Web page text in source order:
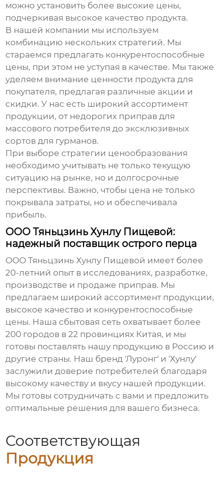
можно установить более высокие цены,
подчеркивая высокое качество продукта.
В нашей компании мы используем
комбинацию нескольких стратегий. Мы
стараемся предлагать конкурентоспособные
цены, при этом не уступая в качестве. Мы также
уделяем внимание ценности продукта для
покупателя, предлагая различные акции и
скидки. У нас есть широкий ассортимент
продукции, от недорогих приправ для
массового потребителя до эксклюзивных
сортов для гурманов.
При выборе стратегии ценообразования
необходимо учитывать не только текущую
ситуацию на рынке, но и долгосрочные
перспективы. Важно, чтобы цена не только
покрывала затраты, но и обеспечивала
прибыль.
ООО Тяньцзинь Хунлу Пищевой:
надежный поставщик острого перца
ООО Тяньцзинь Хунлу Пищевой имеет более
20-летний опыт в исследованиях, разработке,
производстве и продаже приправ. Мы
предлагаем широкий ассортимент продукции,
высокое качество и конкурентоспособные
цены. Наша сбытовая сеть охватывает более
200 городов в 22 провинциях Китая, и мы
готовы поставлять нашу продукцию в Россию и
другие страны. Наш бренд 'Луронг' и 'Хунлу'
заслужили доверие потребителей благодаря
высокому качеству и вкусу нашей продукции.
Мы готовы сотрудничать с вами и предложить
оптимальные решения для вашего бизнеса.
Соответствующая
Продукция